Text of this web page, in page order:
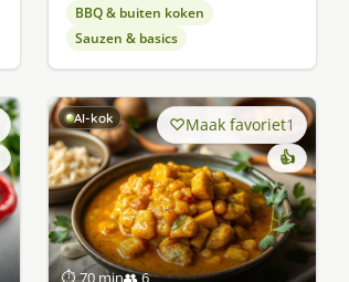
BBQ & buiten koken
Sauzen & basics
AI-kok
⏱ 70 min👥 6
Maak favoriet1
👍